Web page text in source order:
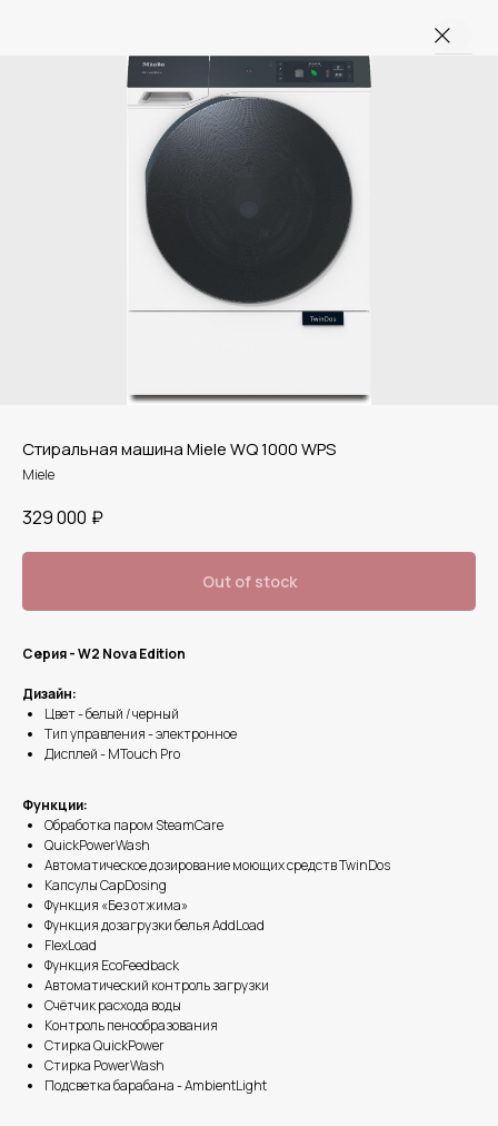
Стиральная машина Miele WQ 1000 WPS
Miele
329 000 ₽
Out of stock
Серия - W2 Nova Edition
Дизайн:
Цвет - белый / черный
Тип управления - электронное
Дисплей - MTouch Pro
Функции:
Обработка паром SteamCare
QuickPowerWash
Автоматическое дозирование моющих средств TwinDos
Капсулы CapDosing
Функция «Без отжима»
Функция дозагрузки белья AddLoad
FlexLoad
Функция EcoFeedback
Автоматический контроль загрузки
Счётчик расхода воды
Контроль пенообразования
Стирка QuickPower
Стирка PowerWash
Подсветка барабана - AmbientLight